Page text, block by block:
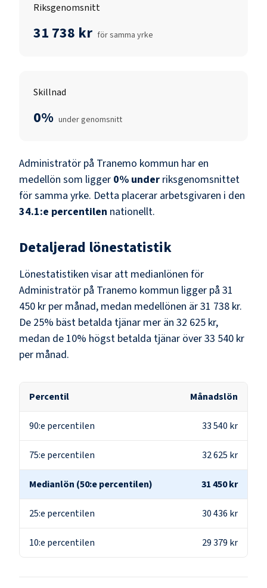
Riksgenomsnitt
31 738 kr för samma yrke
Skillnad
0% under genomsnitt
Administratör på Tranemo kommun har en
medellön som ligger 0% under riksgenomsnittet
för samma yrke. Detta placerar arbetsgivaren i den
34.1:e percentilen nationellt.
Detaljerad lönestatistik
Lönestatistiken visar att medianlönen för
Administratör på Tranemo kommun ligger på 31
450 kr per månad, medan medellönen är31 738 kr.
De 25% bäst betalda tjänar mer än 32 625 kr,
medan de 10% högst betalda tjänar över33 540 kr
per månad.
Percentil Månadslön
90:e percentilen 33 540 kr
75:e percentilen 32 625 kr
Medianlön (50:e percentilen) 31 450 kr
25:e percentilen 30 436 kr
10:e percentilen 29 379 kr